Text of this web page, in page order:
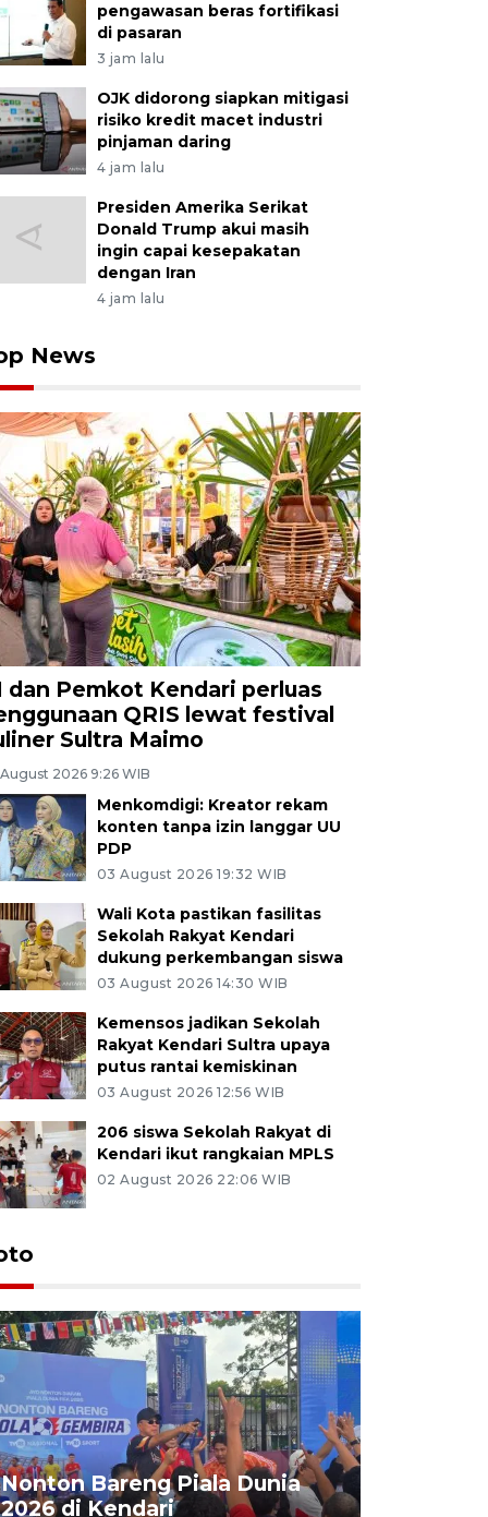
pengawasan beras fortifikasi
di pasaran
3 jam lalu
OJK didorong siapkan mitigasi
risiko kredit macet industri
pinjaman daring
4 jam lalu
Presiden Amerika Serikat
Donald Trump akui masih
ingin capai kesepakatan
dengan Iran
4 jam lalu
News
dan Pemkot Kendari perluas
QRIS lewat festival
Sultra Maimo
2026 9:26 WIB
Menkomdigi: Kreator rekam
konten tanpa izin langgar UU
PDP
03 August 2026 19:32 WIB
Wali Kota pastikan fasilitas
Sekolah Rakyat Kendari
dukung perkembangan siswa
03 August 2026 14:30 WIB
Kemensos jadikan Sekolah
Rakyat Kendari Sultra upaya
putus rantai kemiskinan
03 August 2026 12:56 WIB
206 siswa Sekolah Rakyat di
Kendari ikut rangkaian MPLS
02 August 2026 22:06 WIB
Nonton Bareng Piala Dunia
2026 di Kendari